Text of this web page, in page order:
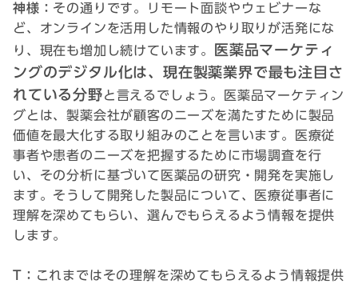
神様： その通りです。リモート面談やウェビナーな
ど、オンラインを活用した情報のやり取りが活発にな
り、現在も増加し続けています。
医薬品マーケティ
ングのデジタル化は、現在製薬業界で最も注目さ
れている分野と言えるでしょう。医薬品マーケティン
グとは、製薬会社が顧客のニーズを満たすために製品
価値を最大化する取り組みのことを言います。医療従
事者や患者のニーズを把握するために市場調査を行
い、その分析に基づいて医薬品の研究・開発を実施し
ます。そうして開発した製品について、医療従事者に
理解を深めてもらい、選んでもらえるよう情報を提供
します。
T： これまではその理解を深めてもらえるよう情報提供